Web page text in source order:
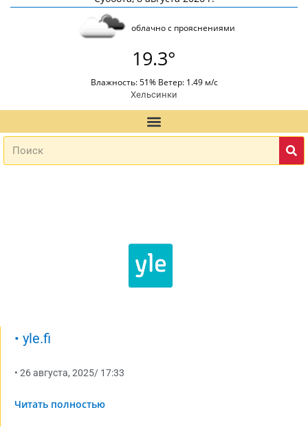
облачно с прояснениями
19.3°
Влажность: 51% Ветер: 1.49 м/с
Хельсинки
• yle.fi
• 26 августа, 2025/ 17:33
Читать полностью